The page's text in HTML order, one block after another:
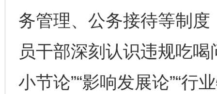
务管理、公务接待等制度
员干部深刻认识违规吃
小节论”“影响发展论”“行